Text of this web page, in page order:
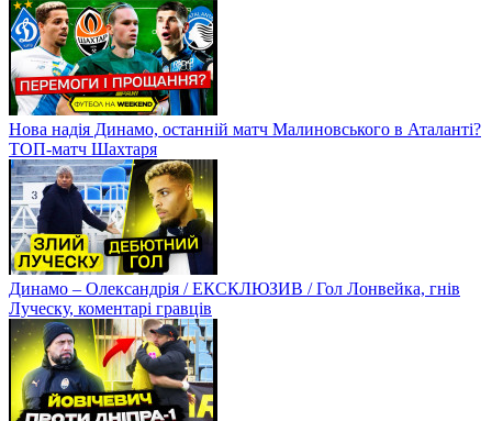
Нова надія Динамо, останній матч Малиновського в Аталанті?
ТОП-матч Шахтаря
Динамо – Олександрія / ЕКСКЛЮЗИВ / Гол Лонвейка, гнів
Луческу, коментарі гравців